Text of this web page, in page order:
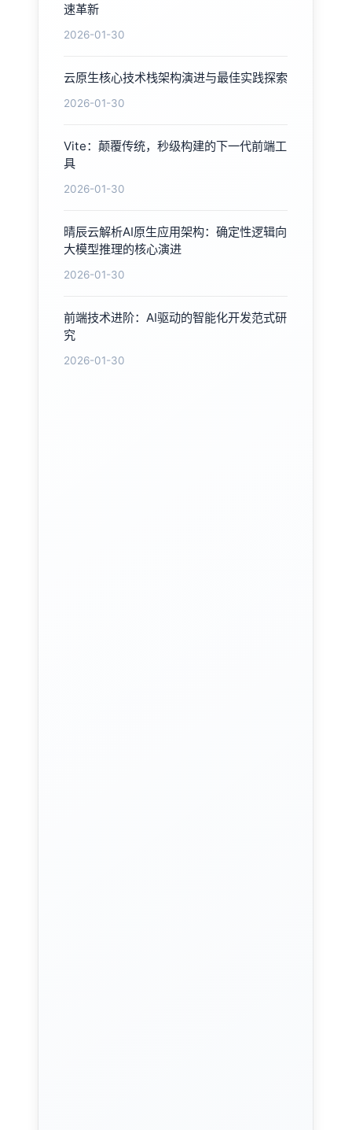
速革新
2026-01-30
云原生核心技术栈架构演进与最佳实践探索
2026-01-30
Vite：颠覆传统，秒级构建的下一代前端工
具
2026-01-30
晴辰云解析AI原生应用架构：确定性逻辑向
大模型推理的核心演进
2026-01-30
前端技术进阶：AI驱动的智能化开发范式研
究
2026-01-30